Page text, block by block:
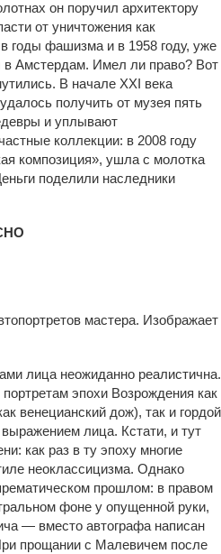
он поручил архитектору
от уничтожения как
годы фашизма и в 1958 году, уже
в Амстердам. Имел ли право? Вот
В начале XXI века
получить от музея пять
и уплывают
коллекции: в 2008 году
композиция», ушла с молотка
поделили наследники
мастера. Изображает
лица неожиданно реалистична.
эпохи Возрождения как
венецианский дож), так и гордой
лица. Кстати, и тут
как раз в ту эпоху многие
неоклассицизма. Однако
прошлом: в правом
фоне у опущенной руки,
— вместо автографа написан
прощании с Малевичем после